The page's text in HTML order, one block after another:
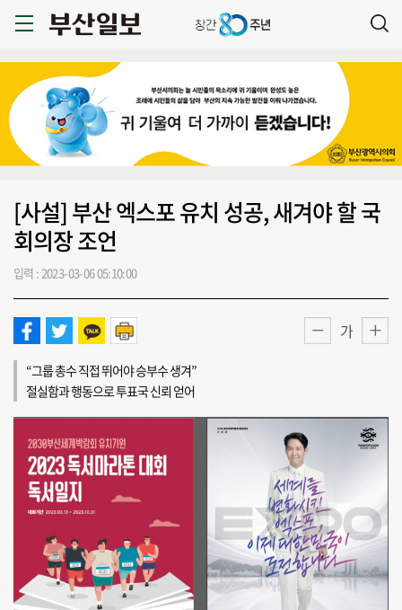
[사설] 부산 엑스포 유치 성공, 새겨야 할 국
회의장 조언
입력 : 2023-03-06 05:10:00
가
“그룹 총수 직접 뛰어야 승부수 생겨”
절실함과 행동으로 투표국 신뢰 얻어